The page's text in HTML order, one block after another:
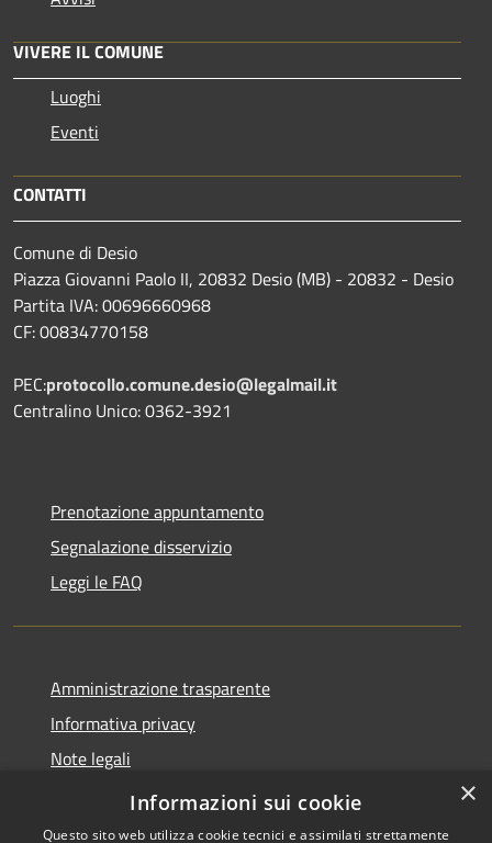
VIVERE IL COMUNE
Luoghi
Eventi
CONTATTI
Comune di Desio
Piazza Giovanni Paolo II, 20832 Desio (MB) - 20832 - Desio
Partita IVA: 00696660968
CF: 00834770158
PEC:protocollo.comune.desio@legalmail.it
Centralino Unico: 0362-3921
Prenotazione appuntamento
Segnalazione disservizio
Leggi le FAQ
Amministrazione trasparente
Informativa privacy
Note legali
Dichiarazione di accessibilità
×
Informazioni sui cookie
Questo sito web utilizza cookie tecnici e assimilati strettamente